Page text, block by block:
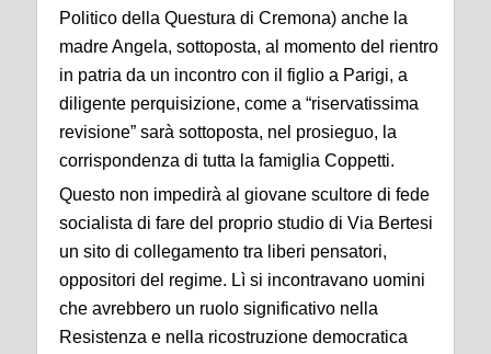
Politico della Questura di Cremona) anche la
madre Angela, sottoposta, al momento del rientro
in patria da un incontro con il figlio a Parigi, a
diligente perquisizione, come a “riservatissima
revisione” sarà sottoposta, nel prosieguo, la
corrispondenza di tutta la famiglia Coppetti.
Questo non impedirà al giovane scultore di fede
socialista di fare del proprio studio di Via Bertesi
un sito di collegamento tra liberi pensatori,
oppositori del regime. Lì si incontravano uomini
che avrebbero un ruolo significativo nella
Resistenza e nella ricostruzione democratica